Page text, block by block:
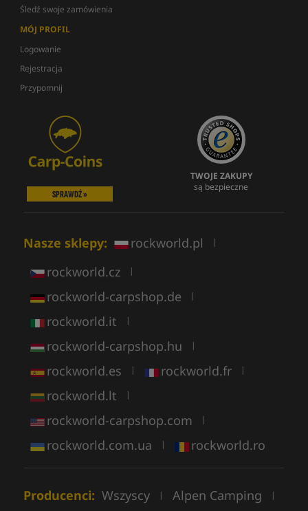
Śledź swoje zamówienia
MÓJ PROFIL
Logowanie
Rejestracja
Przypomnij
SPRAWDŹ »
TWOJE ZAKUPY
są bezpieczne
Nasze sklepy: rockworld.pl |
rockworld.cz |
rockworld-carpshop.de |
rockworld.it |
rockworld-carpshop.hu |
rockworld.es | rockworld.fr |
rockworld.lt |
rockworld-carpshop.com |
rockworld.com.ua | rockworld.ro
Producenci: Wszyscy | Alpen Camping |